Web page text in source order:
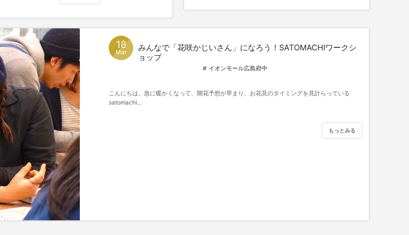
18
Mar
みんなで「花咲かじいさん」になろう！SATOMACHIワークシ
ョップ
イオンモール広島府中
こんにちは。急に暖かくなって、開花予想が早まり、お花見のタイミングを見計らっている
satomachi...
もっとみる